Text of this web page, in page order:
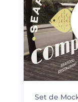
Set de